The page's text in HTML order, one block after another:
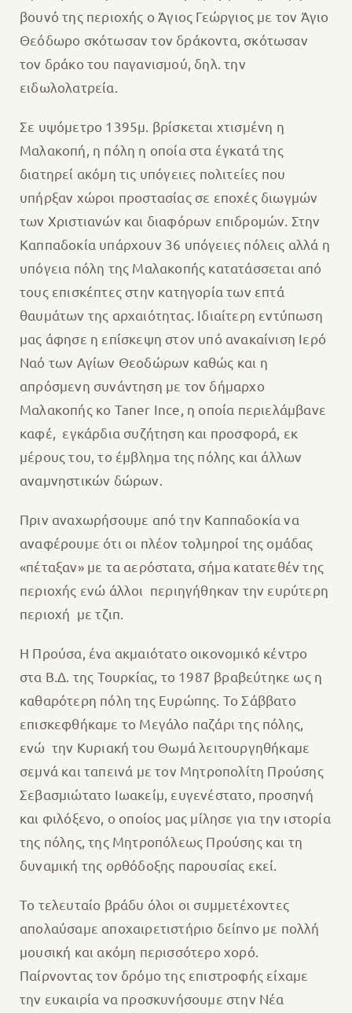
βουνό της περιοχής ο Άγιος Γεώργιος με τον Άγιο
Θεόδωρο σκότωσαν τον δράκοντα, σκότωσαν
τον δράκο του παγανισμού, δηλ. την
ειδωλολατρεία.
Σε υψόμετρο 1395μ. βρίσκεται χτισμένη η
Μαλακοπή, η πόλη η οποία στα έγκατά της
διατηρεί ακόμη τις υπόγειες πολιτείες που
υπήρξαν χώροι προστασίας σε εποχές διωγμών
των Χριστιανών και διαφόρων επιδρομών. Στην
Καππαδοκία υπάρχουν 36 υπόγειες πόλεις αλλά η
υπόγεια πόλη της Μαλακοπής κατατάσσεται από
τους επισκέπτες στην κατηγορία των επτά
θαυμάτων της αρχαιότητας. Ιδιαίτερη εντύπωση
μας άφησε η επίσκεψη στον υπό ανακαίνιση Ιερό
Ναό των Αγίων Θεοδώρων καθώς και η
απρόσμενη συνάντηση με τον δήμαρχο
Μαλακοπής κο Taner Ince, η οποία περιελάμβανε
καφέ, εγκάρδια συζήτηση και προσφορά, εκ
μέρους του, το έμβλημα της πόλης και άλλων
αναμνηστικών δώρων.
Πριν αναχωρήσουμε από την Καππαδοκία να
αναφέρουμε ότι οι πλέον τολμηροί της ομάδας
«πέταξαν» με τα αερόστατα, σήμα κατατεθέν της
περιοχής ενώ άλλοι περιηγήθηκαν την ευρύτερη
περιοχή με τζιπ.
Η Προύσα, ένα ακμαιότατο οικονομικό κέντρο
στα Β.Δ. της Τουρκίας, το 1987 βραβεύτηκε ως η
καθαρότερη πόλη της Ευρώπης. Το Σάββατο
επισκεφθήκαμε το Μεγάλο παζάρι της πόλης,
ενώ την Κυριακή του Θωμά λειτουργηθήκαμε
σεμνά και ταπεινά με τον Μητροπολίτη Προύσης
Σεβασμιώτατο Ιωακείμ, ευγενέστατο, προσηνή
και φιλόξενο, ο οποίος μας μίλησε για την ιστορία
της πόλης, της Μητροπόλεως Προύσης και τη
δυναμική της ορθόδοξης παρουσίας εκεί.
Το τελευταίο βράδυ όλοι οι συμμετέχοντες
απολαύσαμε αποχαιρετιστήριο δείπνο με πολλή
μουσική και ακόμη περισσότερο χορό.
Παίρνοντας τον δρόμο της επιστροφής είχαμε
την ευκαιρία να προσκυνήσουμε στην Νέα